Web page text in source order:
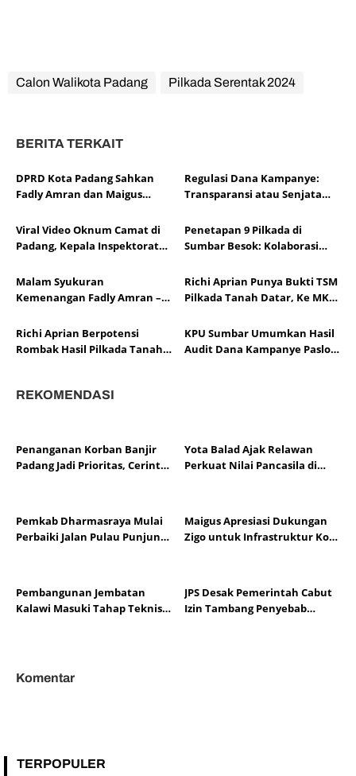
Calon Walikota Padang Pilkada Serentak 2024
BERITA TERKAIT
DPRD Kota Padang Sahkan
Fadly Amran dan Maigus
Wakil Wali Kota
Regulasi Dana Kampanye:
Transparansi atau Senjata
Viral Video Oknum Camat di
Padang, Kepala Inspektorat
Penetapan 9 Pilkada di
Sumbar Besok: Kolaborasi
Apresiasi
Malam Syukuran
Kemenangan Fadly Amran –
Masyarakat Kota Padang
Richi Aprian Punya Bukti TSM
Pilkada Tanah Datar, Ke MK
Richi Aprian Berpotensi
Rombak Hasil Pilkada Tanah
KPU Sumbar Umumkan Hasil
Audit Dana Kampanye Paslon
REKOMENDASI
Penanganan Korban Banjir
Padang Jadi Prioritas, Cerint
Yota Balad Ajak Relawan
Perkuat Nilai Pancasila di
Pemkab Dharmasraya Mulai
Perbaiki Jalan Pulau Punjung–
Maigus Apresiasi Dukungan
Zigo untuk Infrastruktur Kota
Pembangunan Jembatan
Kalawi Masuki Tahap Teknis,
JPS Desak Pemerintah Cabut
Izin Tambang Penyebab
Komentar
TERPOPULER